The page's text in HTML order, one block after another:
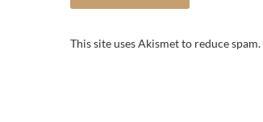
This site uses Akismet to reduce spam.